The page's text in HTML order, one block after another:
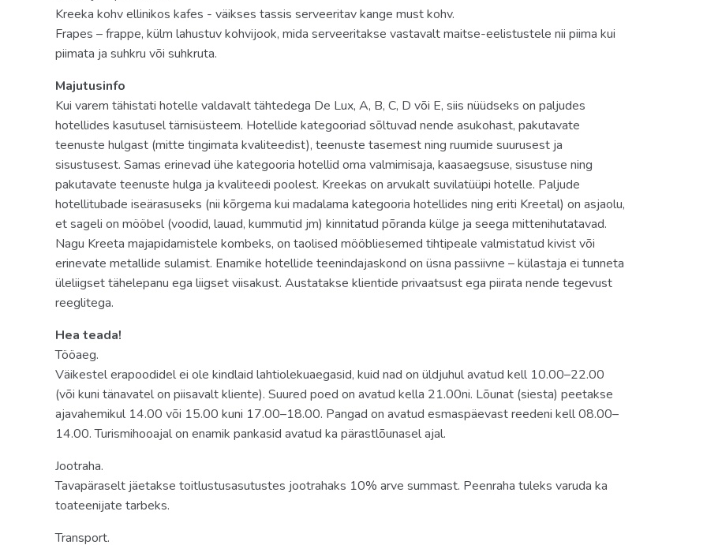
Dress Code
Päeval: päevane viisakas riietus hotelli territooriumil liikumiseks, hommikusöögil ja lõunal on oluline, et
bikiinid oleks sündsalt kaetud. Kogu päeva jooksul on kohustuslik kanda restoranides ja baarides
Õhtul: Elegantne riietus. Rannariietus ja lühikesed püksid ei ole lubatud. Meestel kohustuslik pikad
püksid ja särk.
SPA-keskus Elixir Thalassotherapy (4500 m2)
Ajurveda protseduurid tehakse India spetsialistide poolt.
Toas
seif: toas, tasuta (elektrooniline)
tee ja kohvi valmistamise võimalus
voodipesu vahetus: igapäevaselt (kehtib ökosüsteem)
pesuvahendid (eksklusiivsed)
konditsioneer: individuaalne (villades); üldkonditsioneer
juhtimisega (peahoones))
rätikute vahetus: igapäevaselt (kehtib ökosüsteem)
CD/DVD-mängija
sussid
Kreeka kohv ellinikos kafes - väikses tassis serveeritav kange must kohv.
Frapes – frappe, külm lahustuv kohvijook, mida serveeritakse vastavalt maitse-eelistustele nii piima kui
piimata ja suhkru või suhkruta.
Majutusinfo
Kui varem tähistati hotelle valdavalt tähtedega De Lux, A, B, C, D või E, siis nüüdseks on paljudes
hotellides kasutusel tärnisüsteem. Hotellide kategooriad sõltuvad nende asukohast, pakutavate
teenuste hulgast (mitte tingimata kvaliteedist), teenuste tasemest ning ruumide suurusest ja
sisustusest. Samas erinevad ühe kategooria hotellid oma valmimisaja, kaasaegsuse, sisustuse ning
pakutavate teenuste hulga ja kvaliteedi poolest. Kreekas on arvukalt suvilatüüpi hotelle. Paljude
hotellitubade iseärasuseks (nii kõrgema kui madalama kategooria hotellides ning eriti Kreetal) on asjaolu,
et sageli on mööbel (voodid, lauad, kummutid jm) kinnitatud põranda külge ja seega mittenihutatavad.
Nagu Kreeta majapidamistele kombeks, on taolised mööbliesemed tihtipeale valmistatud kivist või
erinevate metallide sulamist. Enamike hotellide teenindajaskond on üsna passiivne – külastaja ei tunneta
üleliigset tähelepanu ega liigset viisakust. Austatakse klientide privaatsust ega piirata nende tegevust
reeglitega.
Hea teada!
Tööaeg.
Väikestel erapoodidel ei ole kindlaid lahtiolekuaegasid, kuid nad on üldjuhul avatud kell 10.00–22.00
(või kuni tänavatel on piisavalt kliente). Suured poed on avatud kella 21.00ni. Lõunat (siesta) peetakse
ajavahemikul 14.00 või 15.00 kuni 17.00–18.00. Pangad on avatud esmaspäevast reedeni kell 08.00–
14.00. Turismihooajal on enamik pankasid avatud ka pärastlõunasel ajal.
Jootraha.
Tavapäraselt jäetakse toitlustusasutustes jootrahaks 10% arve summast. Peenraha tuleks varuda ka
toateenijate tarbeks.
Transport.